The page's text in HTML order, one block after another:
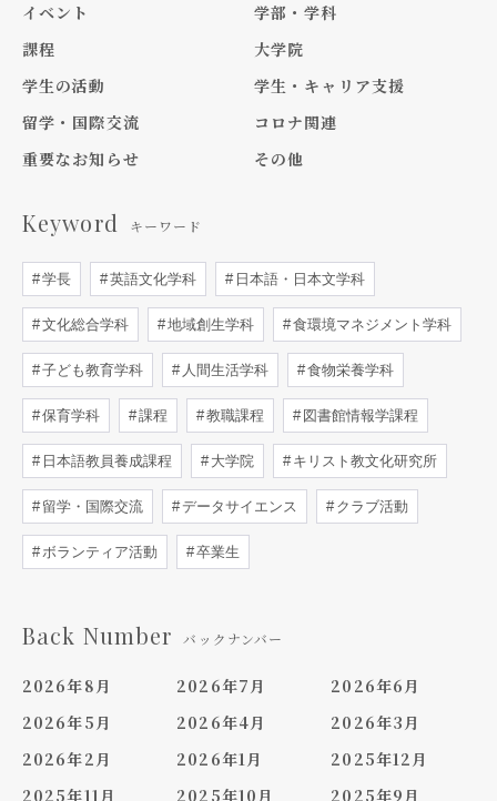
イベント
学部・学科
課程
大学院
学生の活動
学生・キャリア支援
留学・国際交流
コロナ関連
重要なお知らせ
その他
Keyword キーワード
学長 英語文化学科 日本語・日本文学科
文化総合学科 地域創生学科 食環境マネジメント学科
子ども教育学科 人間生活学科 食物栄養学科
保育学科 課程 教職課程 図書館情報学課程
日本語教員養成課程 大学院 キリスト教文化研究所
留学・国際交流 データサイエンス クラブ活動
ボランティア活動 卒業生
Back Number バックナンバー
2026年8月 2026年7月
2026年6月
2026年5月
2026年4月
2026年3月
2026年2月
2026年1月
2025年12月
2025年11月
2025年10月 2025年9月